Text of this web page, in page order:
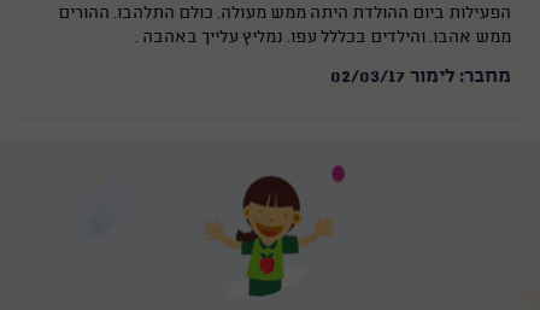
הפעילות ביום ההולדת היתה ממש מעולה. כולם התלהבו. ההורים
ממש אהבו. והילדים בכללל עפו. נמליץ עלייך באהבה .
מחבר: לימור 02/03/17